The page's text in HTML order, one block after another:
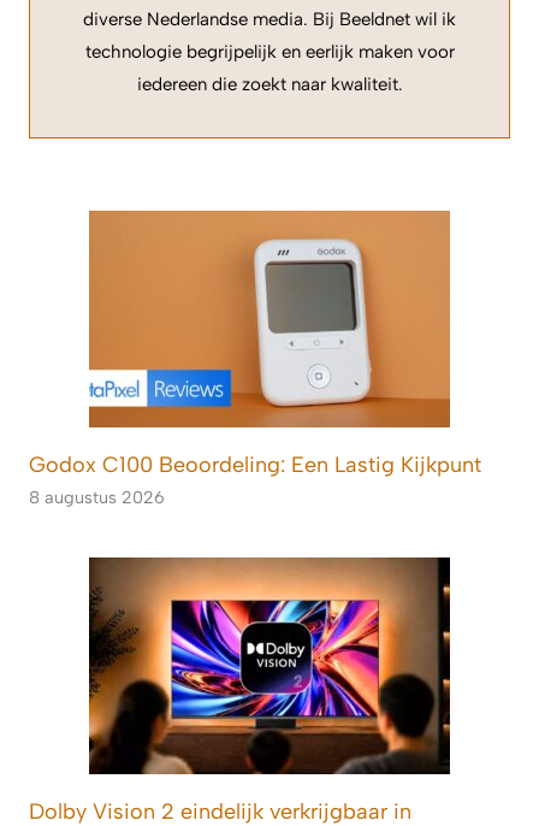
diverse Nederlandse media. Bij Beeldnet wil ik
technologie begrijpelijk en eerlijk maken voor
iedereen die zoekt naar kwaliteit.
Godox C100 Beoordeling: Een Lastig Kijkpunt
8 augustus 2026
Dolby Vision 2 eindelijk verkrijgbaar in